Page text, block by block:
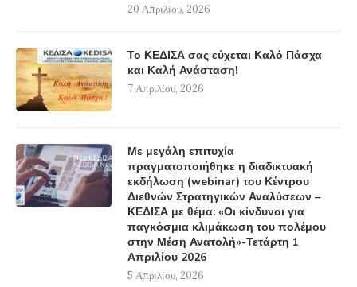
20 Απριλίου, 2026
Το ΚΕΔΙΣΑ σας εύχεται Καλό Πάσχα
και Καλή Ανάσταση!
7 Απριλίου, 2026
Με μεγάλη επιτυχία
πραγματοποιήθηκε η διαδικτυακή
εκδήλωση (webinar) του Κέντρου
Διεθνών Στρατηγικών Αναλύσεων –
ΚΕΔΙΣΑ με θέμα: «Οι κίνδυνοι για
παγκόσμια κλιμάκωση του πολέμου
στην Μέση Ανατολή»-Τετάρτη 1
Απριλίου 2026
5 Απριλίου, 2026